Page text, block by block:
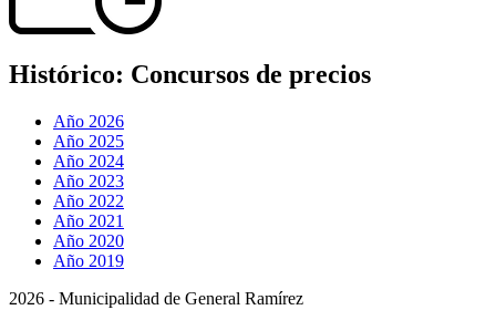
Histórico: Concursos de precios
Año 2026
Año 2025
Año 2024
Año 2023
Año 2022
Año 2021
Año 2020
Año 2019
2026 - Municipalidad de General Ramírez